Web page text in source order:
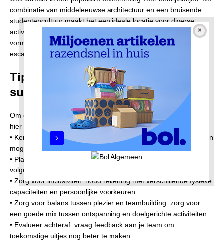
combinatie van middeleeuwse architectuur en een bruisende
studentencultuur maakt het een ideale locatie voor diverse
activiteiten. Of je nu kiest voor een
in de
vorm van een historische speurtocht of een moderne
escaperoom, de Domstad biedt voor ieder wat wils.
Tips voor het organiseren van een
succesvol bedrijfsuitje
Om ervoor te zorgen dat je bedrijfsuitje een succes wordt, zijn
hier enkele tips:
• Ken je team: kies activiteiten die aansluiten bij de interesses en
mogelijkheden van je collega’s.
• Plan op tijd: populaire locaties en activiteiten zijn vaak snel
volgeboekt, vooral in het hoogseizoen.
• Zorg voor inclusiviteit: houd rekening met verschillende fysieke
capaciteiten en persoonlijke voorkeuren.
• Zorg voor balans tussen plezier en teambuilding: zorg voor
een goede mix tussen ontspanning en doelgerichte activiteiten.
• Evalueer achteraf: vraag feedback aan je team om
toekomstige uitjes nog beter te maken.